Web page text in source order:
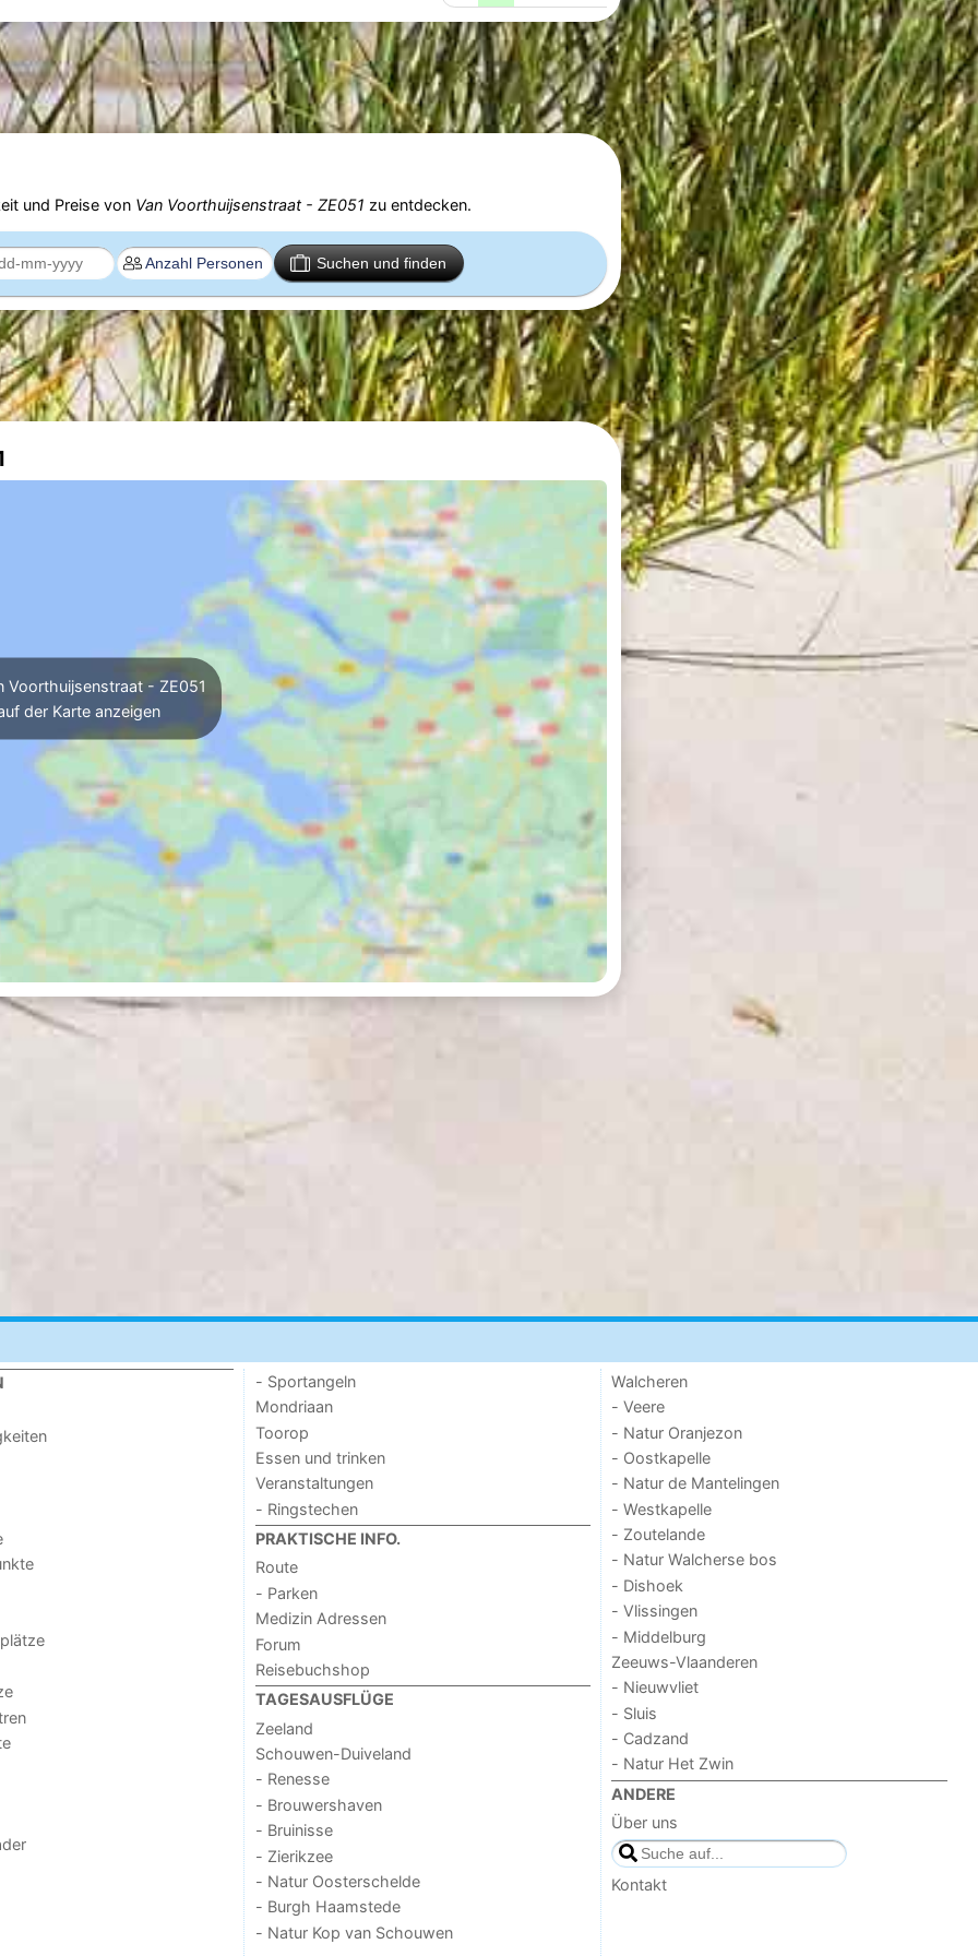
und Preise von Van Voorthuijsenstraat - ZE051 zu entdecken.
Suchen und finden
Voorthuijsenstraat - ZE051
der Karte anzeigen
- Sportangeln
Mondriaan
Toorop
Essen und trinken
Veranstaltungen
- Ringstechen
PRAKTISCHE INFO.
Route
- Parken
Medizin Adressen
Forum
Reisebuchshop
TAGESAUSFLÜGE
Zeeland
Schouwen-Duiveland
- Renesse
- Brouwershaven
- Bruinisse
- Zierikzee
- Natur Oosterschelde
- Burgh Haamstede
- Natur Kop van Schouwen
Walcheren
- Veere
- Natur Oranjezon
- Oostkapelle
- Natur de Mantelingen
- Westkapelle
- Zoutelande
- Natur Walcherse bos
- Dishoek
- Vlissingen
- Middelburg
Zeeuws-Vlaanderen
- Nieuwvliet
- Sluis
- Cadzand
- Natur Het Zwin
ANDERE
Über uns
Kontakt